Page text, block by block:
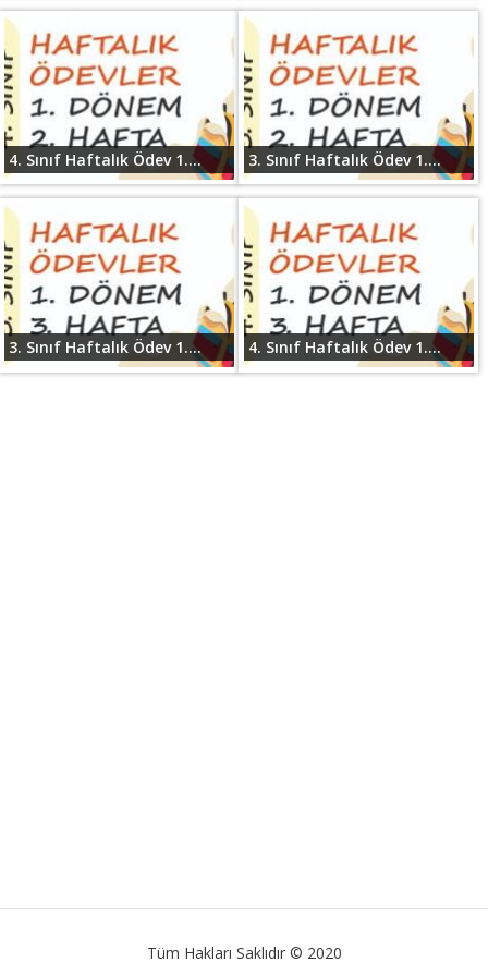
4. Sınıf Haftalık Ödev 1.... 3. Sınıf Haftalık Ödev 1....
3. Sınıf Haftalık Ödev 1.... 4. Sınıf Haftalık Ödev 1....
Tüm Hakları Saklıdır © 2020